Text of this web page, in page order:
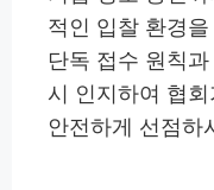
적인 입찰 환경
단독 접수 원칙
시 인지하여 협
안전하게 선점하